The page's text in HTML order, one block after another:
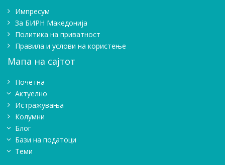
Импресум
Зa БИРН Македонија
Политика на приватност
Правила и услови на користење
Мапа на сајтот
Почетна
Актуелно
Истражувањa
Колумни
Блог
Бази на податоци
Теми